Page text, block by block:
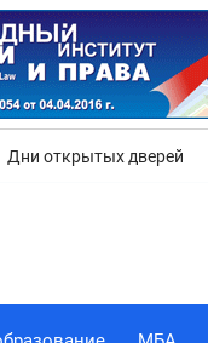
Дни открытых дверей
Нет